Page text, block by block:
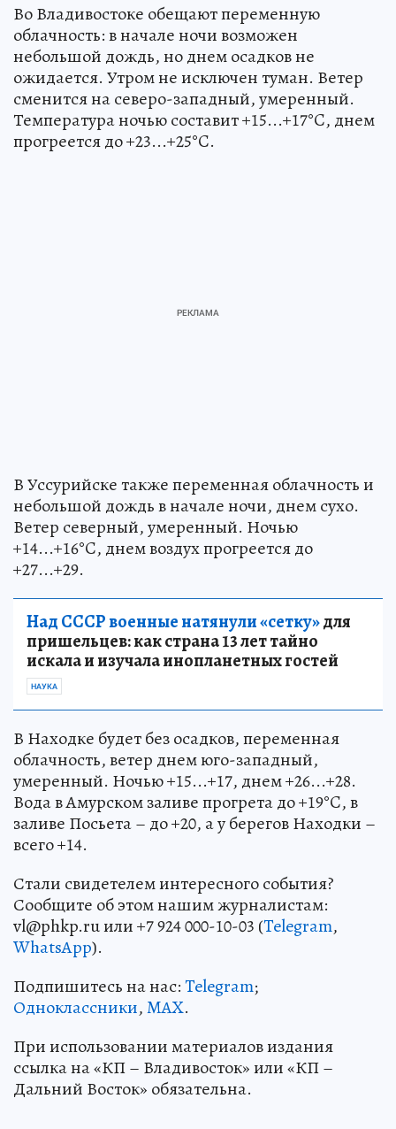
Во Владивостоке обещают переменную
облачность: в начале ночи возможен
небольшой дождь, но днем осадков не
ожидается. Утром не исключен туман. Ветер
сменится на северо-западный, умеренный.
Температура ночью составит +15...+17°C, днем
прогреется до +23...+25°C.
В Уссурийске также переменная облачность и
небольшой дождь в начале ночи, днем сухо.
Ветер северный, умеренный. Ночью
+14...+16°C, днем воздух прогреется до
+27...+29.
Над СССР военные натянули «сетку»для
пришельцев: как страна 13 лет тайно
искала и изучала инопланетных гостей
НАУКА
В Находке будет без осадков, переменная
облачность, ветер днем юго-западный,
умеренный. Ночью +15...+17, днем +26...+28.
Вода в Амурском заливе прогрета до +19°C, в
заливе Посьета – до +20, а у берегов Находки –
всего +14.
Стали свидетелем интересного события?
Сообщите об этом нашим журналистам:
vl@phkp.ru или +7 924 000-10-03 (Telegram,
WhatsApp).
Подпишитесь на нас:Telegram;
Одноклассники,MAX.
При использовании материалов издания
ссылка на «КП – Владивосток» или «КП –
Дальний Восток» обязательна.